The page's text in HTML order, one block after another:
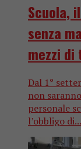
Scuola,
senza
mezzi
Dal 1°
non
personale
l’obbligo di...